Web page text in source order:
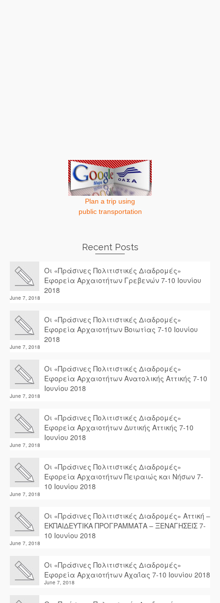
Plan a trip using
public transportation
Recent Posts
Οι «Πράσινες Πολιτιστικές Διαδρομές»
Εφορεία Αρχαιοτήτων Γρεβενών 7-10 Ιουνίου
2018
June 7, 2018
Οι «Πράσινες Πολιτιστικές Διαδρομές»
Εφορεία Αρχαιοτήτων Βοιωτίας 7-10 Ιουνίου
2018
June 7, 2018
Οι «Πράσινες Πολιτιστικές Διαδρομές»
Εφορεία Αρχαιοτήτων Ανατολικής Αττικής 7-10
Ιουνίου 2018
June 7, 2018
Οι «Πράσινες Πολιτιστικές Διαδρομές»
Εφορεία Αρχαιοτήτων Δυτικής Αττικής 7-10
Ιουνίου 2018
June 7, 2018
Οι «Πράσινες Πολιτιστικές Διαδρομές»
Εφορεία Αρχαιοτήτων Πειραιώς και Νήσων 7-
10 Ιουνίου 2018
June 7, 2018
Οι «Πράσινες Πολιτιστικές Διαδρομές» Αττική –
ΕΚΠΑΙΔΕΥΤΙΚΑ ΠΡΟΓΡΑΜΜΑΤΑ – ΞΕΝΑΓΗΣΕΙΣ 7-
10 Ιουνίου 2018
June 7, 2018
Οι «Πράσινες Πολιτιστικές Διαδρομές»
Εφορεία Αρχαιοτήτων Αχαΐας 7-10 Ιουνίου 2018
June 7, 2018